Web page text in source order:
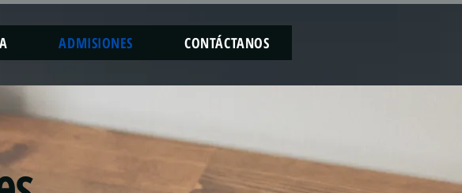
ADMISIONES CONTÁCTANOS